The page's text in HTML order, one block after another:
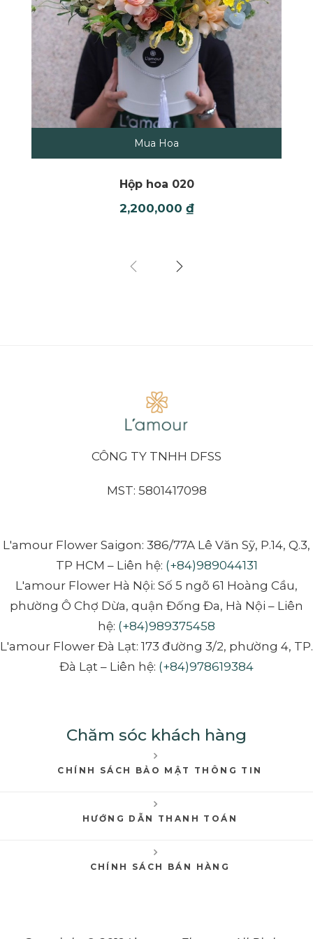
Mua Hoa
Hộp hoa 020
2,200,000 ₫
CÔNG TY TNHH DFSS
MST: 5801417098
L'amour Flower Saigon: 386/77A Lê Văn Sỹ, P.14, Q.3,
TP HCM – Liên hệ: (+84)989044131
L'amour Flower Hà Nội: Số 5 ngõ 61 Hoàng Cầu,
phường Ô Chợ Dừa, quận Đống Đa, Hà Nội – Liên
hệ: (+84)989375458
L'amour Flower Đà Lạt: 173 đường 3/2, phường 4, TP.
Đà Lạt – Liên hệ: (+84)978619384
Chăm sóc khách hàng
CHÍNH SÁCH BẢO MẬT THÔNG TIN
HƯỚNG DẪN THANH TOÁN
CHÍNH SÁCH BÁN HÀNG